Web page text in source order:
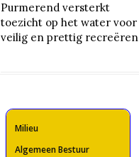
Purmerend versterkt
toezicht op het water voor
veilig en prettig recreëren
Milieu
Algemeen Bestuur